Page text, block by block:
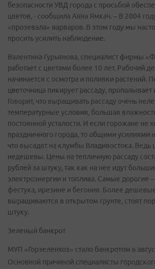
безопасности УВД города с просьбой
цветов, - сообщила Анна Ямкач. – В 2004
«прозевала» варваров. В этом году мы
просить усилить наблюдение.
Валентина Гурьянова, специалист фирмы
работает с цветами более 10 лет. Рабочий
начинается с осмотра и поливки растений.
цветочница пикирует рассаду, пропалывает
Говорит, что выращивать рассаду очень
температурные условия, большая
постоянной усталости. И если горожане не
праздничного города, то общими усилиями
что высадят на клумбы Владивостока. Ведь
недешевы. Цены на тепличную рассаду
рублей за штуку, так как на нее идут
электроэнергии и топлива. Самые дорогие –
фестука, ирезине и бегония. Более
выращиваются в открытом грунте, стоят
штуку.
Зеленый банкрот
МУП «Горзеленхоз» стало банкротом в
Основной причиной специалисты